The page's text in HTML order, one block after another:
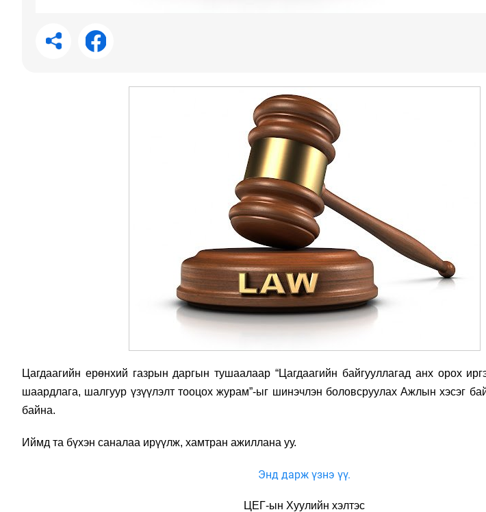
Цагдаагийн ерөнхий газрын даргын тушаалаар “Цагдаагийн байгууллагад анх орох
шаардлага, шалгуур үзүүлэлт тооцох журам”-ыг шинэчлэн боловсруулах Ажлын хэсэг
байна.
Иймд та бүхэн саналаа ирүүлж, хамтран ажиллана уу.
Энд дарж үзнэ үү.
ЦЕГ-ын Хуулийн хэлтэс